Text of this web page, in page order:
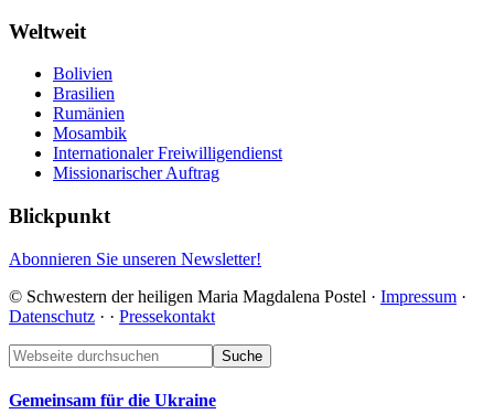
Weltweit
Bolivien
Brasilien
Rumänien
Mosambik
Internationaler Freiwilligendienst
Missionarischer Auftrag
Blickpunkt
Abonnieren Sie unseren Newsletter!
© Schwestern der heiligen Maria Magdalena Postel · Impressum ·
Datenschutz · · Pressekontakt
Footer
Webseite
durchsuchen
Gemeinsam für die Ukraine